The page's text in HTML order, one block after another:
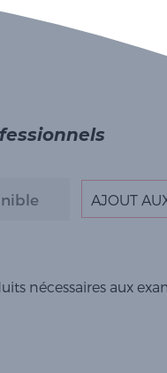
AJOUT
nécessaires aux